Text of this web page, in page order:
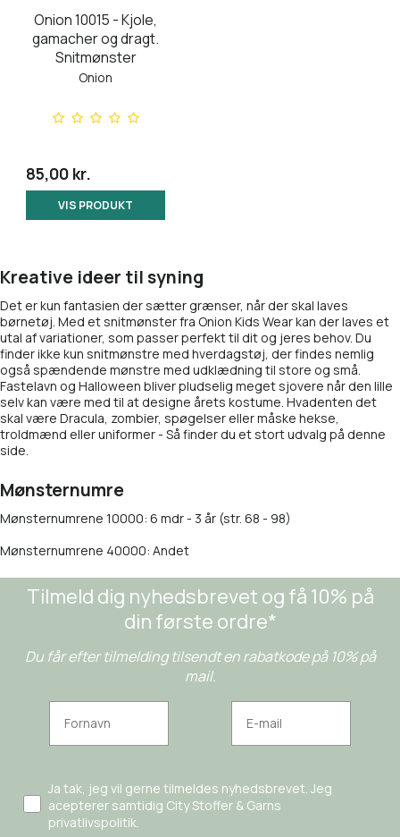
Onion 10015 - Kjole,
gamacher og dragt.
Snitmønster
Onion
85,00 kr.
VIS PRODUKT
Kreative ideer til syning
Det er kun fantasien der sætter grænser, når der skal laves
børnetøj. Med et snitmønster fra Onion Kids Wear kan der laves et
utal af variationer, som passer perfekt til dit og jeres behov. Du
finder ikke kun snitmønstre med hverdagstøj, der findes nemlig
også spændende mønstre med udklædning til store og små.
Fastelavn og Halloween bliver pludselig meget sjovere når den lille
selv kan være med til at designe årets kostume. Hvadenten det
skal være Dracula, zombier, spøgelser eller måske hekse,
troldmænd eller uniformer - Så finder du et stort udvalg på denne
side.
Mønsternumre
Mønsternumrene 10000: 6 mdr - 3 år (str. 68 - 98)
Mønsternumrene 40000: Andet
Tilmeld dig nyhedsbrevet og få 10% på
din første ordre*
Du får efter tilmelding tilsendt en rabatkode på 10% på
mail.
Ja tak, jeg vil gerne tilmeldes nyhedsbrevet. Jeg
acepterer samtidig City Stoffer & Garns
privatlivspolitik.